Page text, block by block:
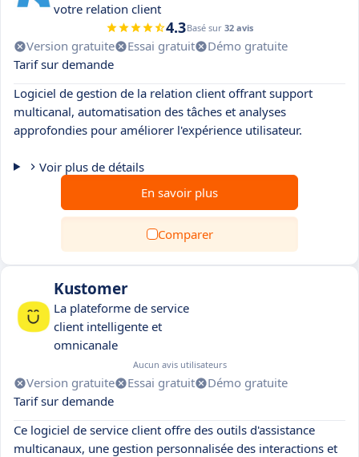
votre relation client
4.3Basé sur 32 avis
Version gratuite Essai gratuit
Démo gratuite
Tarif sur demande
Logiciel de gestion de la relation client offrant support
multicanal, automatisation des tâches et analyses
approfondies pour améliorer l'expérience utilisateur.
Voir plus de détails
En savoir plus
Comparer
Kustomer
La plateforme de service
client intelligente et
omnicanale
Aucun avis utilisateurs
Version gratuite Essai gratuit
Démo gratuite
Tarif sur demande
Ce logiciel de service client offre des outils d'assistance
multicanaux, une gestion personnalisée des interactions et